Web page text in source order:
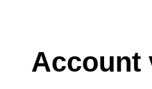
Account